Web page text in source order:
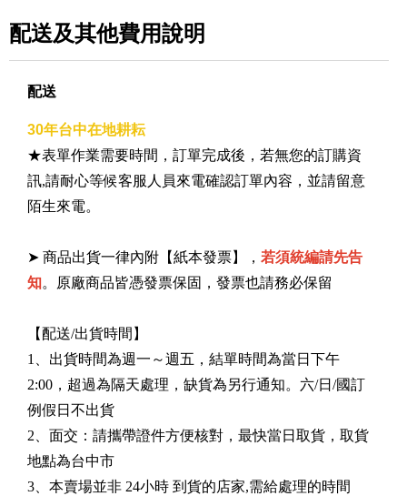
配送及其他費用說明
配送
30年台中在地耕耘
★表單作業需要時間，訂單完成後，若無您的訂購資
訊,請耐心等候客服人員來電確認訂單內容，並請留意
陌生來電。
➤ 商品出貨一律內附【紙本發票】， 若須統編請先告
知。原廠商品皆憑發票保固，發票也請務必保留
【配送/出貨時間】
1、出貨時間為週一～週五，結單時間為當日下午
2:00，超過為隔天處理，缺貨為另行通知。六/日/國訂
例假日不出貨
2、面交：請攜帶證件方便核對，最快當日取貨，取貨
地點為台中市
3、本賣場並非 24小時 到貨的店家,需給處理的時間